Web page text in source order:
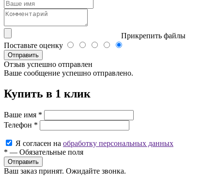
Прикрепить файлы
Поставьте оценку
Отправить
Отзыв успешно отправлен
Ваше сообщение успешно отправлено.
Купить в 1 клик
Ваше имя *
Телефон *
Я согласен на обработку персональных данных
* — Обязательные поля
Ваш заказ принят. Ожидайте звонка.